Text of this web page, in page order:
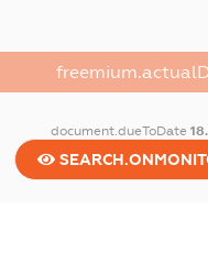
document.dueToDate